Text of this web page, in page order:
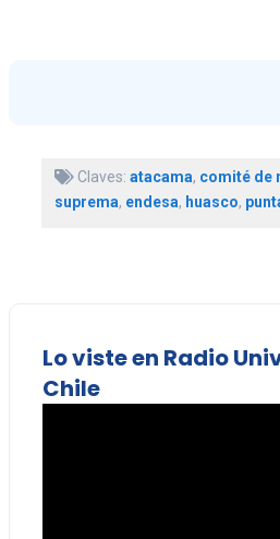
Claves: atacama, comité de
suprema, endesa, huasco,
Lo viste en Radio
Chile